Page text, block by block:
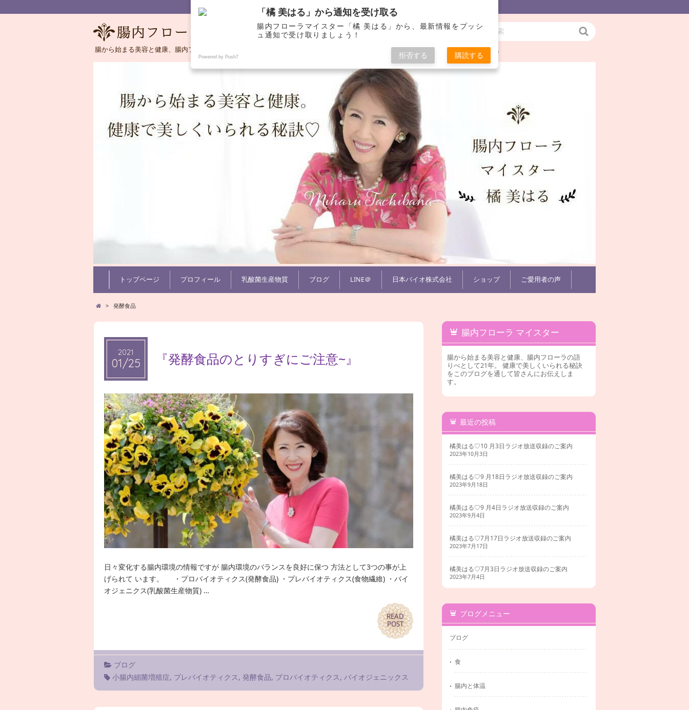
腸から始まる美容と健康、腸内フローラの語りべとして21年。 健康で美しくいられる秘訣をこのブログを通して皆さんにお伝えします。
索
トップページ プロフィール 乳酸菌生産物質 ブログ LINE＠ 日本バイオ株式会社 ショップ ご愛用者の声
> 発酵食品
2021
01/25
2021
01/25 『発酵食品のとりすぎにご注意~』
日々変化する腸内環境の情報ですが 腸内環境のバランスを良好に保つ 方法として3つの事が上
げられて います。 ・プロバイオティクス(発酵食品) ・プレバイオティクス(食物繊維) ・バイ
オジェニクス(乳酸菌生産物質) …
READ
POST
READ
POST
ブログ
小腸内細菌増殖症, プレバイオティクス ,発酵食品, プロバイオティクス , バイオジェニックス
腸内フローラ マイスター
腸から始まる美容と健康、腸内フローラの語
りべとして21年。 健康で美しくいられる秘訣
をこのブログを通して皆さんにお伝えしま
す。
最近の投稿
橘美はる♡10 月3日ラジオ放送収録のご案内
2023年10月3日
橘美はる♡9 月18日ラジオ放送収録のご案内
2023年9月18日
橘美はる♡9 月4日ラジオ放送収録のご案内
2023年9月4日
橘美はる♡7月17日ラジオ放送収録のご案内
2023年7月17日
橘美はる♡7月3日ラジオ放送収録のご案内
2023年7月4日
ブログメニュー
ブログ
食
腸内と体温
「橘 美はる」から通知を受け取る
腸内フローラマイスター「橘 美はる」から、最新情報をプッシ
ュ通知で受け取りましょう！
Powered by Push7 拒否する 購読する